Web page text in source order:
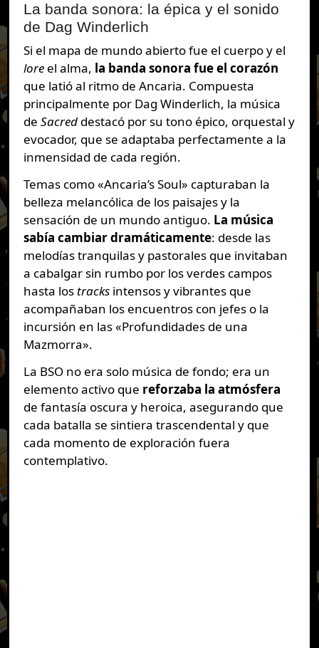
La banda sonora: la épica y el sonido
de Dag Winderlich
Si el mapa de mundo abierto fue el cuerpo y el
loreel alma, la banda sonora fue el corazón
que latió al ritmo de Ancaria. Compuesta
principalmente por Dag Winderlich, la música
de Sacreddestacó por su tono épico, orquestal y
evocador, que se adaptaba perfectamente a la
inmensidad de cada región.
Temas como «Ancaria’s Soul» capturaban la
belleza melancólica de los paisajes y la
sensación de un mundo antiguo. La música
sabía cambiar dramáticamente: desde las
melodías tranquilas y pastorales que invitaban
a cabalgar sin rumbo por los verdes campos
hasta los tracksintensos y vibrantes que
acompañaban los encuentros con jefes o la
incursión en las «Profundidades de una
Mazmorra».
La BSO no era solo música de fondo; era un
elemento activo que reforzaba la atmósfera
de fantasía oscura y heroica, asegurando que
cada batalla se sintiera trascendental y que
cada momento de exploración fuera
contemplativo.